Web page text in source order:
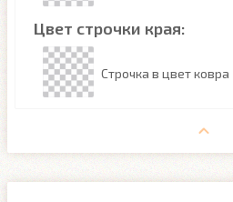
Цвет строчки края:
Строчка в цвет ковра